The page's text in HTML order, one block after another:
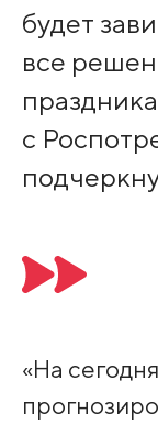
будет
все
с
«На